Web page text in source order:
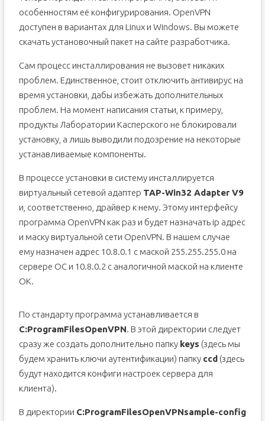
особенностям её конфигурирования. OpenVPN
доступен в вариантах для Linux и Windows. Вы можете
скачать установочный пакет на сайте разработчика.
Сам процесс инсталлирования не вызовет никаких
проблем. Единственное, стоит отключить антивирус на
время установки, дабы избежать дополнительных
проблем. На момент написания статьи, к примеру,
продукты Лаборатории Касперского не блокировали
установку, а лишь выводили подозрение на некоторые
устанавливаемые компоненты.
В процессе установки в систему инсталлируется
виртуальный сетевой адаптер TAP-Win32 Adapter V9
и, соответственно, драйвер к нему. Этому интерфейсу
программа OpenVPN как раз и будет назначать ip адрес
и маску виртуальной сети OpenVPN. В нашем случае
ему назначен адрес 10.8.0.1 с маской 255.255.255.0 на
сервере ОС и 10.8.0.2 с аналогичной маской на клиенте
ОК.
По стандарту программа устанавливается в
C:ProgramFilesOpenVPN. В этой директории следует
сразу же создать дополнительно папку keys (здесь мы
будем хранить ключи аутентификации) папку ccd(здесь
будут находится конфиги настроек сервера для
клиента).
В директории C:ProgramFilesOpenVPNsample-config